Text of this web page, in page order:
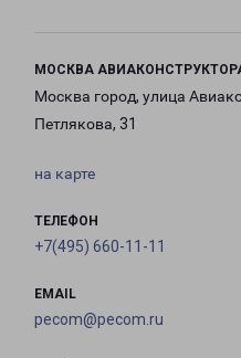
МОСКВА
Москва город, улица
Петлякова, 31
на карте
ТЕЛЕФОН
+7(495) 660-11-11
EMAIL
pecom@pecom.ru